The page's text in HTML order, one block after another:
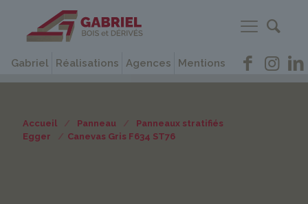
Gabriel Réalisations Agences Mentions
Accueil / Panneau /
Panneaux stratifiés
Egger
/ Canevas Gris F634 ST76